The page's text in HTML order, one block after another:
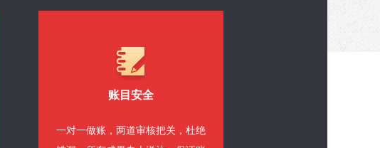
账目安全
一对一做账，两道审核把关，杜绝